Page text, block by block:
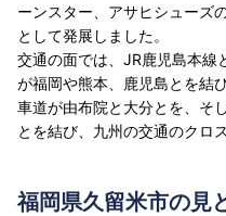
ーンスター、アサヒシューズ
として発展しました。
交通の面では、JR鹿児島本線
が福岡や熊本、鹿児島とを結
車道が由布院と大分とを、そ
とを結び、九州の交通のクロ
福岡県久留米市の見